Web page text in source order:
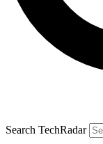
Search TechRadar